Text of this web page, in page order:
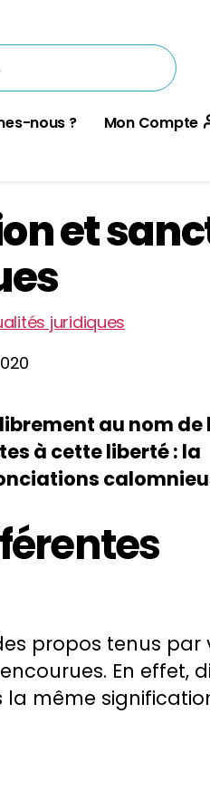
nous ? Mon Compte
et
juridiques
au nom
à cette liberté : la
propos tenus par
En effet,
même